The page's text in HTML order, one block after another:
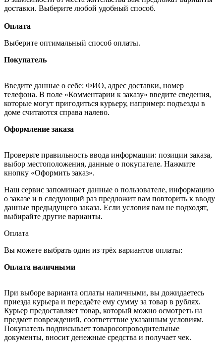
доставки. Выберите любой удобный способ.
Оплата
Выберите оптимальный способ оплаты.
Покупатель
Введите данные о себе: ФИО, адрес доставки, номер
телефона. В поле «Комментарии к заказу» введите сведения,
которые могут пригодиться курьеру, например: подъезды в
доме считаются справа налево.
Оформление заказа
Проверьте правильность ввода информации: позиции заказа,
выбор местоположения, данные о покупателе. Нажмите
кнопку «Оформить заказ».
Наш сервис запоминает данные о пользователе, информацию
о заказе и в следующий раз предложит вам повторить к вводу
данные предыдущего заказа. Если условия вам не подходят,
выбирайте другие варианты.
Оплата
Вы можете выбрать один из трёх вариантов оплаты:
Оплата наличными
При выборе варианта оплаты наличными, вы дожидаетесь
приезда курьера и передаёте ему сумму за товар в рублях.
Курьер предоставляет товар, который можно осмотреть на
предмет повреждений, соответствие указанным условиям.
Покупатель подписывает товаросопроводительные
документы, вносит денежные средства и получает чек.